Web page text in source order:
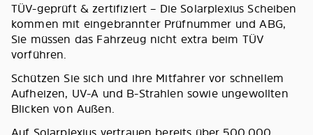
TÜV-geprüft & zertifiziert – Die Solarplexius Scheiben
kommen mit eingebrannter Prüfnummer und ABG,
Sie müssen das Fahrzeug nicht extra beim TÜV
vorführen.
Schützen Sie sich und ihre Mitfahrer vor schnellem
Aufheizen, UV-A und B-Strahlen sowie ungewollten
Blicken von Außen.